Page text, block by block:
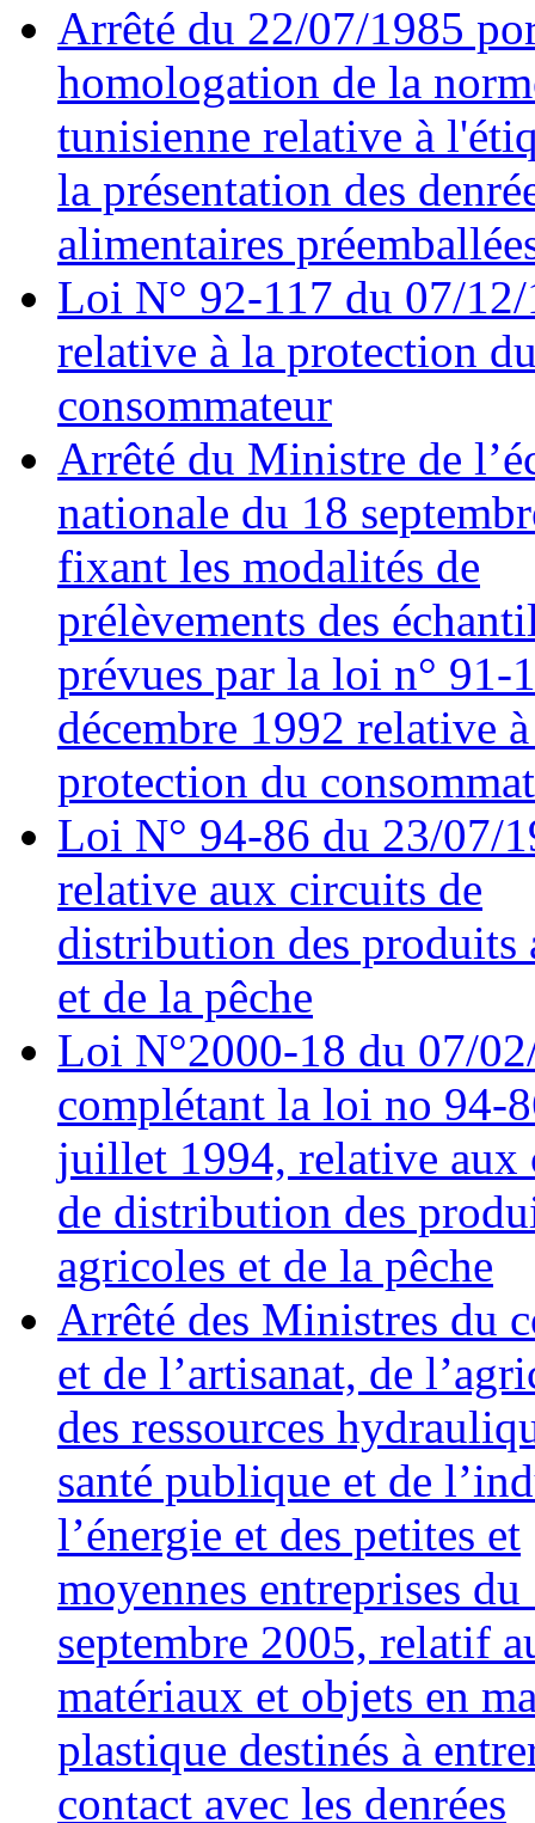
Arrêté du 22/07/1985
homologation de la
tunisienne relative à
la présentation des
alimentaires
Loi N° 92-117 du 07/
relative à la protection
consommateur
Arrêté du Ministre de
nationale du 18
fixant les modalités de
prélèvements des
prévues par la loi n° 91-
décembre 1992 relative
protection du
Loi N° 94-86 du 23/07/
relative aux circuits de
distribution des produits
et de la pêche
Loi N°2000-18 du 07/
complétant la loi no 94-
juillet 1994, relative aux
de distribution des
agricoles et de la pêche
Arrêté des Ministres du
et de l’artisanat, de
des ressources
santé publique et de
l’énergie et des petites et
moyennes entreprises du
septembre 2005, relatif
matériaux et objets en
plastique destinés à
contact avec les denrées